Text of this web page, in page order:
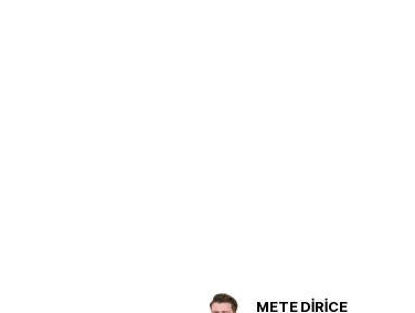
METE DİRİCE